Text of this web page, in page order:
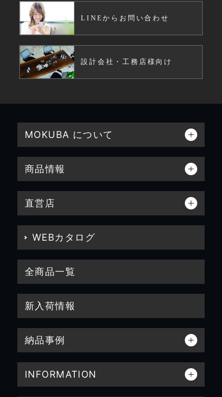
LINEからお問い合わせ
設計会社・工務店様向け
MOKUBA について
商品情報
直営店
WEBカタログ
全商品一覧
新入荷情報
納品事例
INFORMATION